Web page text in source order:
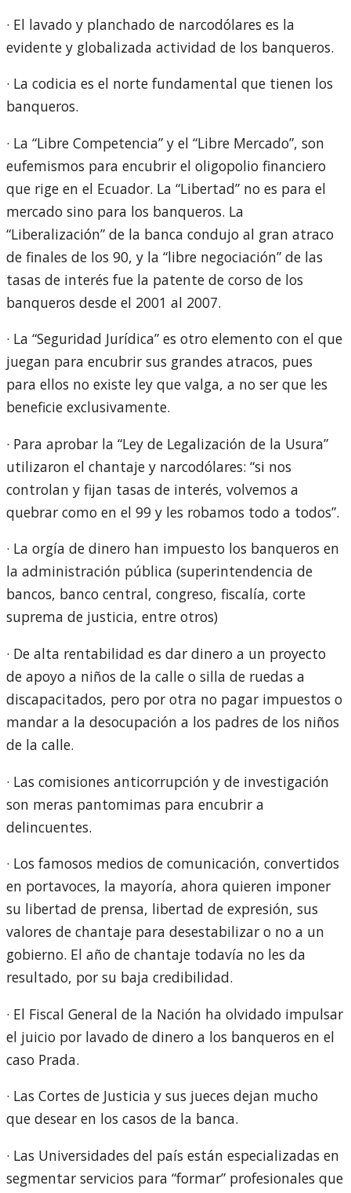
· El lavado y planchado de narcodólares es la
evidente y globalizada actividad de los banqueros.
· La codicia es el norte fundamental que tienen los
banqueros.
· La “Libre Competencia” y el “Libre Mercado”, son
eufemismos para encubrir el oligopolio financiero
que rige en el Ecuador. La “Libertad” no es para el
mercado sino para los banqueros. La
“Liberalización” de la banca condujo al gran atraco
de finales de los 90, y la “libre negociación” de las
tasas de interés fue la patente de corso de los
banqueros desde el 2001 al 2007.
· La “Seguridad Jurídica” es otro elemento con el que
juegan para encubrir sus grandes atracos, pues
para ellos no existe ley que valga, a no ser que les
beneficie exclusivamente.
· Para aprobar la “Ley de Legalización de la Usura”
utilizaron el chantaje y narcodólares: “si nos
controlan y fijan tasas de interés, volvemos a
quebrar como en el 99 y les robamos todo a todos”.
· La orgía de dinero han impuesto los banqueros en
la administración pública (superintendencia de
bancos, banco central, congreso, fiscalía, corte
suprema de justicia, entre otros)
· De alta rentabilidad es dar dinero a un proyecto
de apoyo a niños de la calle o silla de ruedas a
discapacitados, pero por otra no pagar impuestos o
mandar a la desocupación a los padres de los niños
de la calle.
· Las comisiones anticorrupción y de investigación
son meras pantomimas para encubrir a
delincuentes.
· Los famosos medios de comunicación, convertidos
en portavoces, la mayoría, ahora quieren imponer
su libertad de prensa, libertad de expresión, sus
valores de chantaje para desestabilizar o no a un
gobierno. El año de chantaje todavía no les da
resultado, por su baja credibilidad.
· El Fiscal General de la Nación ha olvidado impulsar
el juicio por lavado de dinero a los banqueros en el
caso Prada.
· Las Cortes de Justicia y sus jueces dejan mucho
que desear en los casos de la banca.
· Las Universidades del país están especializadas en
segmentar servicios para “formar” profesionales que